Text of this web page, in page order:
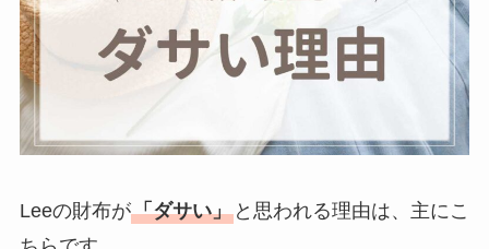
Leeの財布が「ダサい」と思われる理由は、主にこ